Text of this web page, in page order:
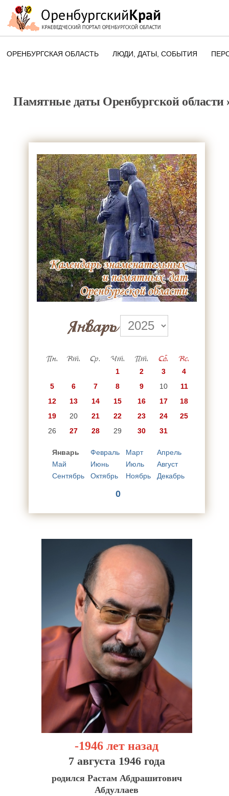
ОРЕНБУРГСКАЯ ОБЛАСТЬ ЛЮДИ, ДАТЫ, CОБЫТИЯ
ПАМЯТНЫЕ ДАТЫ
Памятные даты Оренбургской области
Январь
Пн. Вт. Ср. Чт. Пт. Сб. Вс.
1 2 3
4
5
6 7 8 9 10
11
12
13 14 15 16 17
18
19
20 21 22 23 24
25
26
27 28 29 30 31
Январь Февраль Март
Апрель
Май
Июнь Июль
Август
Сентябрь
Октябрь Ноябрь Декабрь
0
-1946 лет назад
7 августа 1946 года
родился Растам Абдрашитович
Абдуллаев